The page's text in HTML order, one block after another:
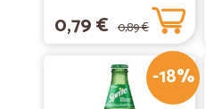
0,79 € 0,89 €
-18%